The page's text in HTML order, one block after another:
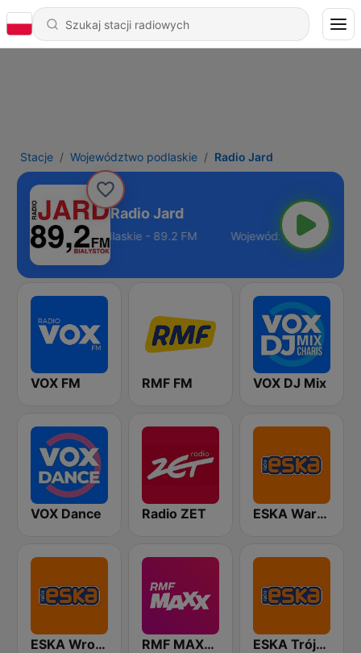
Stacje Województwo podlaskie Radio Jard
Radio Jard
Województwo podlaskie - 89.2 FM
VOX FM RMF FM VOX DJ Mix
VOX Dance Radio ZET ESKA Warszawa
ESKA Wrocław RMF MAXXX ESKA Trójmiasto